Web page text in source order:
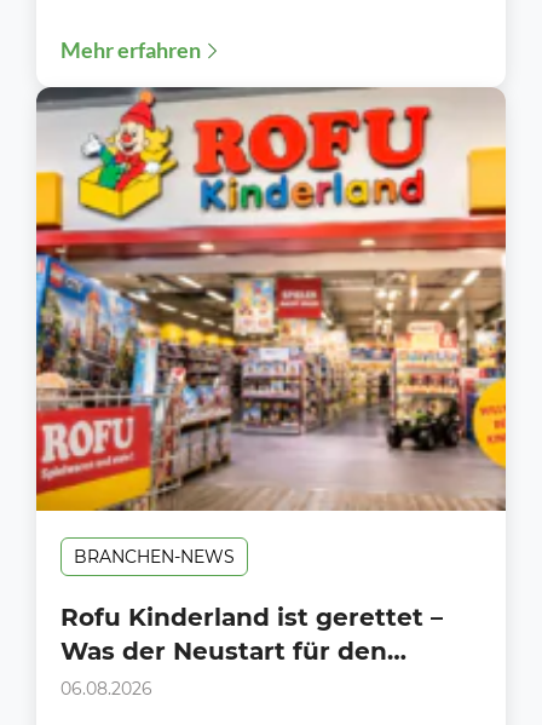
Mehr erfahren
BRANCHEN-NEWS
Rofu Kinderland ist gerettet –
Was der Neustart für den
Handel bedeutet
06.08.2026